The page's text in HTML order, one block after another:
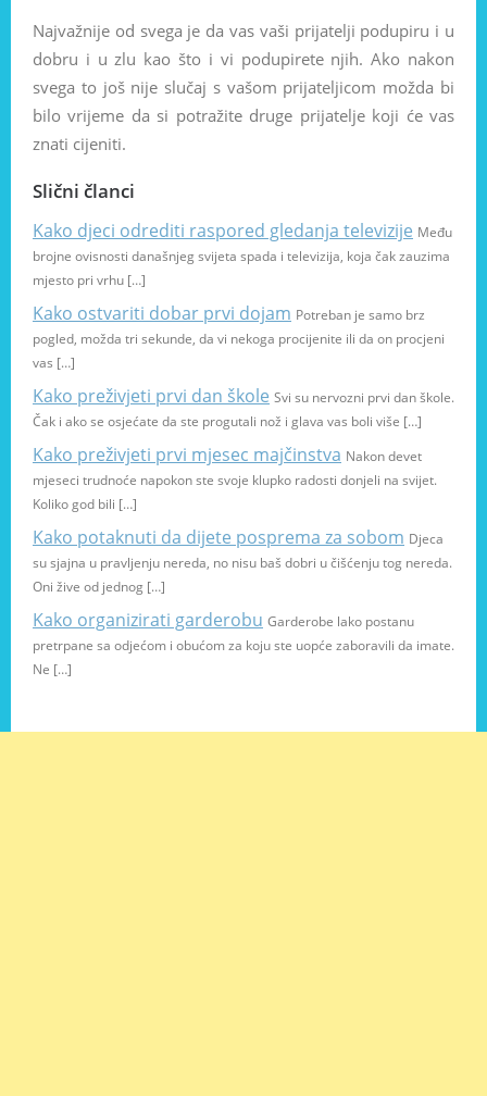
Najvažnije od svega je da vas vaši prijatelji podupiru i u
dobru i u zlu kao što i vi podupirete njih. Ako nakon
svega to još nije slučaj s vašom prijateljicom možda bi
bilo vrijeme da si potražite druge prijatelje koji će vas
znati cijeniti.
Slični članci
Kako djeci odrediti raspored gledanja televizije Među
brojne ovisnosti današnjeg svijeta spada i televizija, koja čak zauzima
mjesto pri vrhu […]
Kako ostvariti dobar prvi dojam Potreban je samo brz
pogled, možda tri sekunde, da vi nekoga procijenite ili da on procjeni
vas […]
Kako preživjeti prvi dan škole Svi su nervozni prvi dan škole.
Čak i ako se osjećate da ste progutali nož i glava vas boli više […]
Kako preživjeti prvi mjesec majčinstva Nakon devet
mjeseci trudnoće napokon ste svoje klupko radosti donjeli na svijet.
Koliko god bili […]
Kako potaknuti da dijete posprema za sobom Djeca
su sjajna u pravljenju nereda, no nisu baš dobri u čišćenju tog nereda.
Oni žive od jednog […]
Kako organizirati garderobu Garderobe lako postanu
pretrpane sa odjećom i obućom za koju ste uopće zaboravili da imate.
Ne […]